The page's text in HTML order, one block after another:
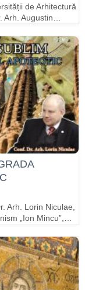
de Arhitectură
Arh. Augustin…
Arh. Lorin Niculae,
„Ion Mincu”,…